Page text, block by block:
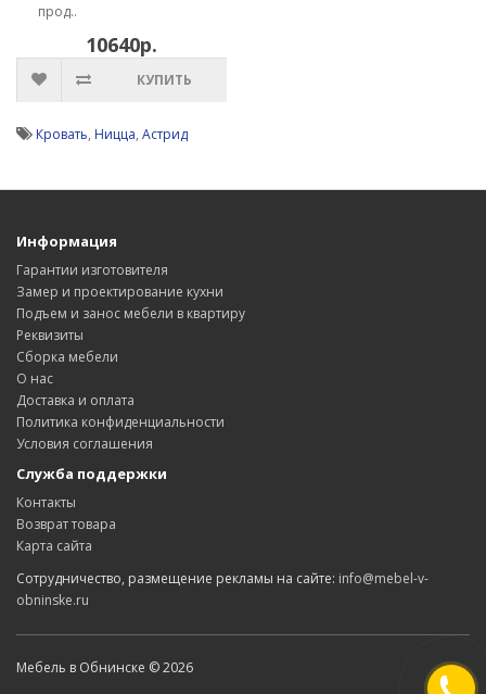
прод..
10640р.
КУПИТЬ
Кровать, Ницца, Астрид
Информация
Гарантии изготовителя
Замер и проектирование кухни
Подъем и занос мебели в квартиру
Реквизиты
Сборка мебели
О нас
Доставка и оплата
Политика конфиденциальности
Условия соглашения
Служба поддержки
Контакты
Возврат товара
Карта сайта
Сотрудничество, размещение рекламы на сайте: info@mebel-v-
obninske.ru
Мебель в Обнинске © 2026